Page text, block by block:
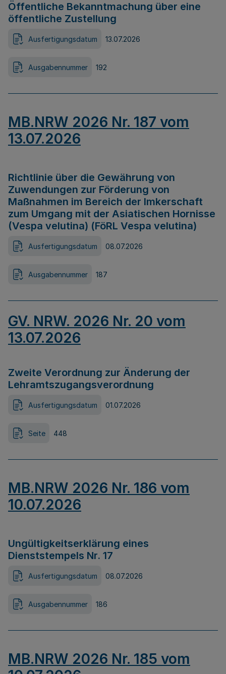
Öffentliche Bekanntmachung über eine
öffentliche Zustellung
Ausfertigungsdatum 13.07.2026
Ausgabennummer 192
MB.NRW 2026 Nr. 187 vom
13.07.2026
Richtlinie über die Gewährung von
Zuwendungen zur Förderung von
Maßnahmen im Bereich der Imkerschaft
zum Umgang mit der Asiatischen Hornisse
(Vespa velutina) (FöRL Vespa velutina)
Ausfertigungsdatum 08.07.2026
Ausgabennummer 187
GV. NRW. 2026 Nr. 20 vom
13.07.2026
Zweite Verordnung zur Änderung der
Lehramtszugangsverordnung
Ausfertigungsdatum 01.07.2026
Seite 448
MB.NRW 2026 Nr. 186 vom
10.07.2026
Ungültigkeitserklärung eines
Dienststempels Nr. 17
Ausfertigungsdatum 08.07.2026
Ausgabennummer 186
MB.NRW 2026 Nr. 185 vom